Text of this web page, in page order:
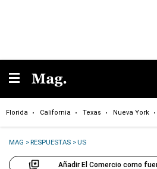
Florida California Texas Nueva York
MAG >RESPUESTAS >US
Añadir El Comercio como